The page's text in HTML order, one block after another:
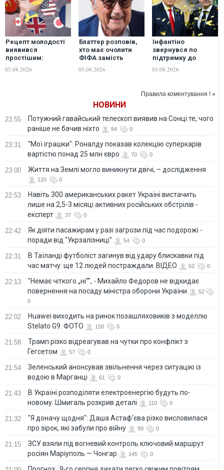
Рецепт молодості
виявився
простішим:
мовами омолоджує
05.08.2026
Блаттер розповів,
хто має очолити
ФІФА замість
05.08.2026
Інфантіно
звернувся по
підтримку до
провалу плану
03.08.2026
Правила коментування ! »
НОВИНИ
23:55
Потужний гавайський телескоп виявив на Сонці те, чого
раніше не бачив ніхто
84 0
23:31
"Мої іграшки": Роналду показав колекцію суперкарів
вартістю понад 25 млн євро
70 0
23:00 Життя на Землі могло виникнути двічі, – дослідження
120 0
22:53
Навіть 300 американських ракет Україні вистачить
лише на 2,5-3 місяці активних російських обстрілів -
експерт
37 0
22:42
Як діяти пасажирам у разі загрози під час подорожі -
поради від "Укрзалізниці"
54 0
22:31
В Таїланді футболіст загинув від удару блискавки під
час матчу: ще 12 людей постраждали. ВІДЕО
62 0
22:13
"Немає чіткого „ні“", - Михайло Федоров не відкидає
повернення на посаду міністра оборони України
52
0
22:02
Huawei виходить на ринок позашляховиків з моделлю
Stelato G9. ФОТО
158 0
21:58
Трамп різко відреагував на чутки про конфлікт з
Гегсетом
57 0
21:54
Зеленський анонсував звільнення через ситуацію із
водою в Марганці
61 0
21:43
В Україні розподіляти електроенергію будуть по-
новому: Шмигаль розкрив деталі
110 0
21:32
"Я доначу щодня": Даша Астаф'єва різко висловилася
про зірок, які забули про війну
99 0
21:15
ЗСУ взяли під вогневий контроль ключовий маршрут
росіян Маріуполь — Чонгар
145 0